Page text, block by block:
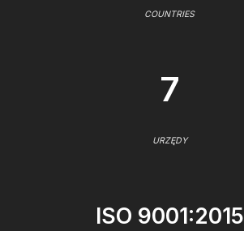
COUNTRIES
7
URZĘDY
ISO 9001:2015